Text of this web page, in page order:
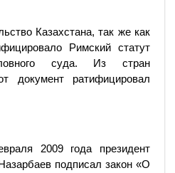
Казахстана, так же как
Римский статут
суда. Из стран
документ ратифицировал
2009 года президент
подписал закон «О